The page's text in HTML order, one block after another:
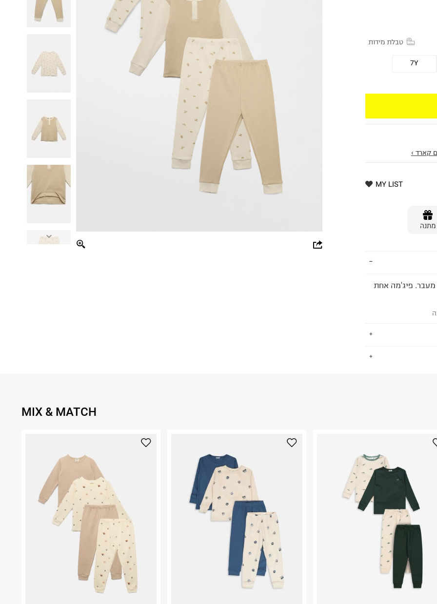
טבלת מידות
7Y
קארד ›
MY LIST
מתנה
מעבר. פיג'מה אחת
על גבי החבילה
באתר בלבד
בלבד. לא ניתן
MIX & MATCH